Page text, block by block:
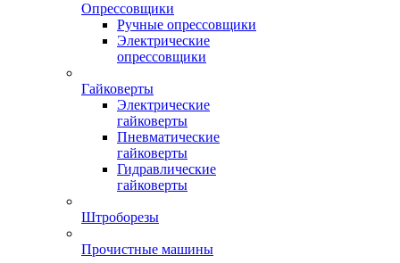
Опрессовщики
Ручные опрессовщики
Электрические
опрессовщики
Гайковерты
Электрические
гайковерты
Пневматические
гайковерты
Гидравлические
гайковерты
Штроборезы
Прочистные машины